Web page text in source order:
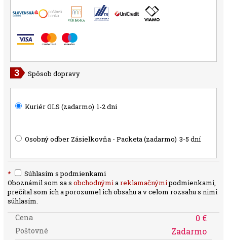
Spôsob dopravy
Kuriér GLS (zadarmo) 1-2 dni
Osobný odber Zásielkovňa - Packeta (zadarmo) 3-5 dní
*
Súhlasím s podmienkami
Oboznámil som sa sobchodnými areklamačnýmipodmienkami,
prečítal som ich a porozumel ich obsahu a v celom rozsahu s nimi
súhlasím.
Cena 0 €
Poštovné Zadarmo